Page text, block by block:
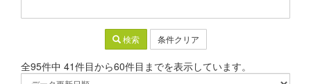
検索 条件クリア
全95件中 41件目から60件目までを表示しています。